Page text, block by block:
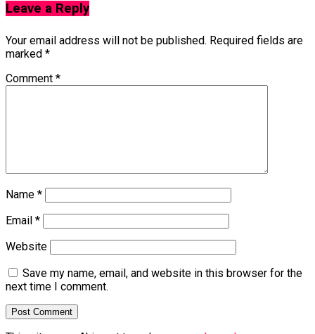
Leave a Reply
Your email address will not be published. Required fields are
marked *
Comment *
Name *
Email *
Website
Save my name, email, and website in this browser for the
next time I comment.